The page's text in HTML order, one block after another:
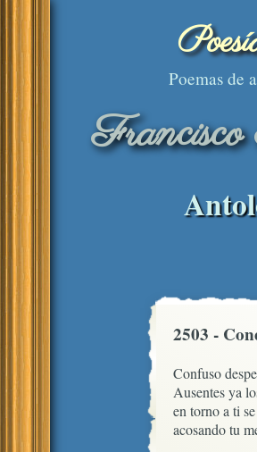
Poemas de
2503 -
Confuso
Ausentes ya
en torno a ti
acosando tu